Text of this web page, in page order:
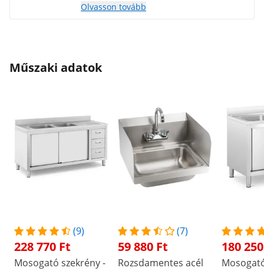
Olvasson tovább
Műszaki adatok
(9)
228 770 Ft
Mosogató szekrény -
(7)
59 880 Ft
Rozsdamentes acél
180